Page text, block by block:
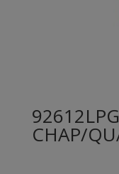
CHAP/